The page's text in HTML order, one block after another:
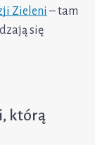
Zieleni – tam
się
którą